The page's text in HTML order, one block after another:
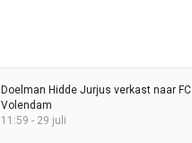
Doelman Hidde Jurjus verkast naar FC
Volendam
11:59 - 29 juli